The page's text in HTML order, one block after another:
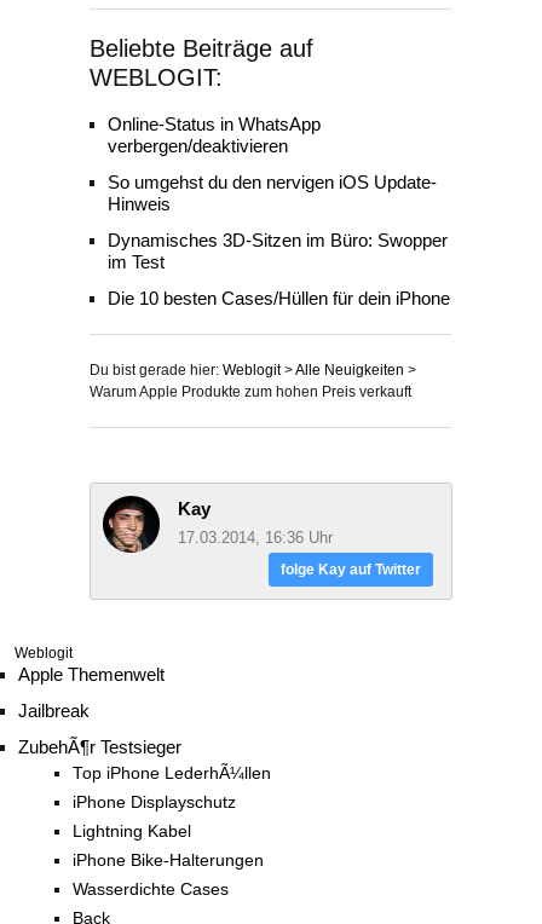
Beliebte Beiträge auf
WEBLOGIT:
Online-Status in WhatsApp
verbergen/deaktivieren
So umgehst du den nervigen iOS Update-
Hinweis
Dynamisches 3D-Sitzen im Büro: Swopper
im Test
Die 10 besten Cases/Hüllen für dein iPhone
Du bist gerade hier: Weblogit>Alle Neuigkeiten >
Warum Apple Produkte zum hohen Preis verkauft
Kay
17.03.2014, 16:36 Uhr
folge Kay auf Twitter
Weblogit
Apple Themenwelt
Jailbreak
ZubehÃ¶r Testsieger
Top iPhone LederhÃ¼llen
iPhone Displayschutz
Lightning Kabel
iPhone Bike-Halterungen
Wasserdichte Cases
Back